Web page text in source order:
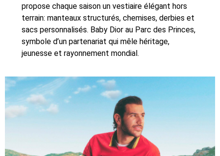
propose chaque saison un vestiaire élégant hors
terrain: manteaux structurés, chemises, derbies et
sacs personnalisés. Baby Dior au Parc des Princes,
symbole d’un partenariat qui mêle héritage,
jeunesse et rayonnement mondial.